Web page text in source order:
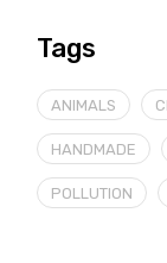
Tags
ANIMALS
HANDMADE
POLLUTION